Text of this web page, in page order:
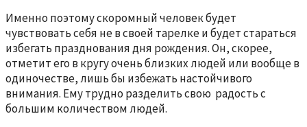
Именно поэтому скоромный человек будет
чувствовать себя не в своей тарелке и будет стараться
избегать празднования дня рождения. Он, скорее,
отметит его в кругу очень близких людей или вообще в
одиночестве, лишь бы избежать настойчивого
внимания. Ему трудно разделить свою радость с
большим количеством людей.